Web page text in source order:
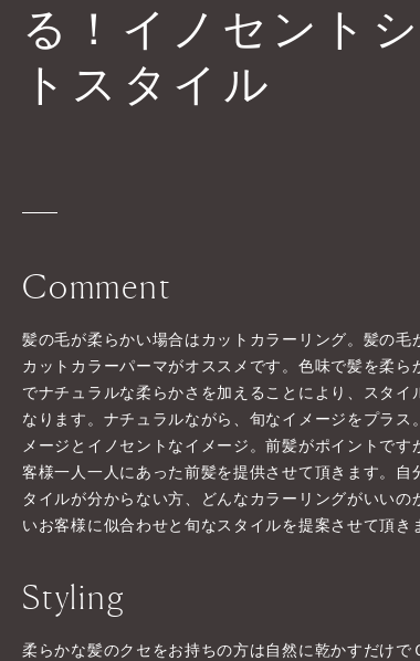
る！イノセント
トスタイル
Comment
髪の毛が柔らかい場合はカットカラーリング。髪の毛
カットカラーパーマがオススメです。色味で髪を柔ら
でナチュラルな柔らかさを加えることにより、スタイ
なります。ナチュラルながら、旬なイメージをプラス
メージとイノセントなイメージ。前髪がポイントです
客様一人一人にあった前髪を提供させて頂きます。自
タイルが分からない方、どんなカラーリングがいいの
いお客様に似合わせと旬なスタイルを提案させて頂き
Styling
柔らかな髪のクセをお持ちの方は自然に乾かすだけで